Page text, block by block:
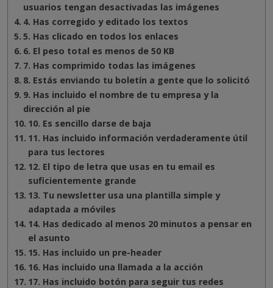
usuarios tengan desactivadas las imágenes
4. Has corregido y editado los textos
5. Has clicado en todos los enlaces
6. El peso total es menos de 50 KB
7. Has comprimido todas las imágenes
8. Estás enviando tu boletín a gente que lo solicitó
9. Has incluido el nombre de tu empresa y la
dirección al pie
10. Es sencillo darse de baja
11. Has incluido información verdaderamente útil
para tus lectores
12. El tipo de letra que usas en tu email es
suficientemente grande
13. Tu newsletter usa una plantilla simple y
adaptada a móviles
14. Has dedicado al menos 20 minutos a pensar en
el asunto
15. Has incluido un pre-header
16. Has incluido una llamada a la acción
17. Has incluido botón para seguir tus redes